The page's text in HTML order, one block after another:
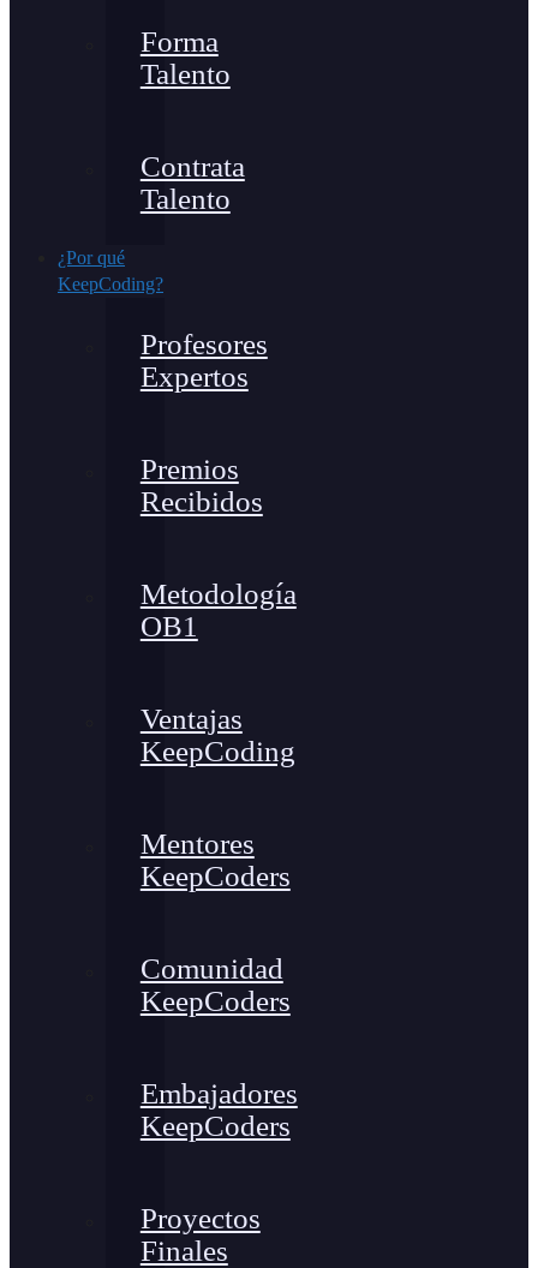
Forma
Talento
Contrata
Talento
¿Por qué
KeepCoding?
Profesores
Expertos
Premios
Recibidos
Metodología
OB1
Ventajas
KeepCoding
Mentores
KeepCoders
Comunidad
KeepCoders
Embajadores
KeepCoders
Proyectos
Finales